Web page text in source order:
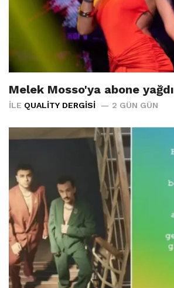
Melek Mosso'ya abone yağdı
İLE QUALITY DERGISI 2 GÜN GÜN